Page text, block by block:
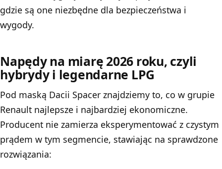
gdzie są one niezbędne dla bezpieczeństwa i
wygody.
Napędy na miarę 2026 roku, czyli
hybrydy i legendarne LPG
Pod maską Dacii Spacer znajdziemy to, co w grupie
Renault najlepsze i najbardziej ekonomiczne.
Producent nie zamierza eksperymentować z czystym
prądem w tym segmencie, stawiając na sprawdzone
rozwiązania: